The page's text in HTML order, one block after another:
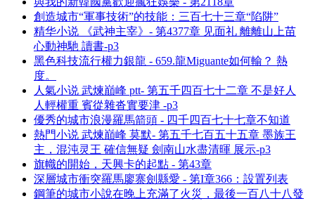
創造城市“軍事技術”的技能：三百七十三章“陷阱”
精华小说 《武神主宰》- 第4377章 见面礼 離離山上苗
心動神馳 讀書-p3
黑色科技流行權力銀龍 - 659.龍Miguante如何輸？ 熱
度。
人氣小说 武煉巔峰 ptt- 第五千四百七十二章 不是好人
人輕權重 賓從雜沓實要津 -p3
優秀的城市浪漫羅馬箭頭 - 四千四百七十七章不知道
熱門小说 武煉巔峰 莫默- 第五千七百五十五章 墨族王
主，混沌灵王 確信無疑 劍南山水盡清暉 展示-p3
旗幟的開始，天興卡的起點 - 第43章
深層城市衝突羅馬廖寨劍縣愛 - 第I章366：設置列表
鋼筆的城市小說在晚上充滿了火災，最後一百八十八發